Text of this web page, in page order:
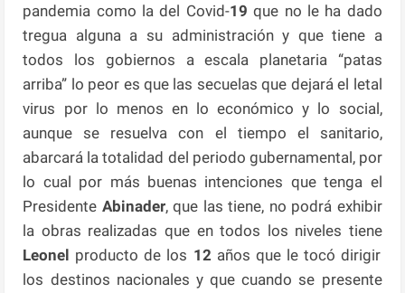
pandemia como la del Covid-19 que no le ha dado
tregua alguna a su administración y que tiene a
todos los gobiernos a escala planetaria “patas
arriba” lo peor es que las secuelas que dejará el letal
virus por lo menos en lo económico y lo social,
aunque se resuelva con el tiempo el sanitario,
abarcará la totalidad del periodo gubernamental, por
lo cual por más buenas intenciones que tenga el
Presidente Abinader, que las tiene, no podrá exhibir
la obras realizadas que en todos los niveles tiene
Leonel producto de los 12 años que le tocó dirigir
los destinos nacionales y que cuando se presente